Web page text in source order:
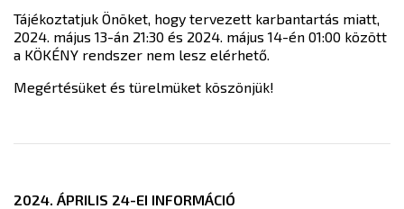
Tájékoztatjuk Önöket, hogy tervezett karbantartás miatt,
2024. május 13-án 21:30 és 2024. május 14-én 01:00 között
a KÖKÉNY rendszer nem lesz elérhető.
Megértésüket és türelmüket köszönjük!
2024. ÁPRILIS 24-EI INFORMÁCIÓ